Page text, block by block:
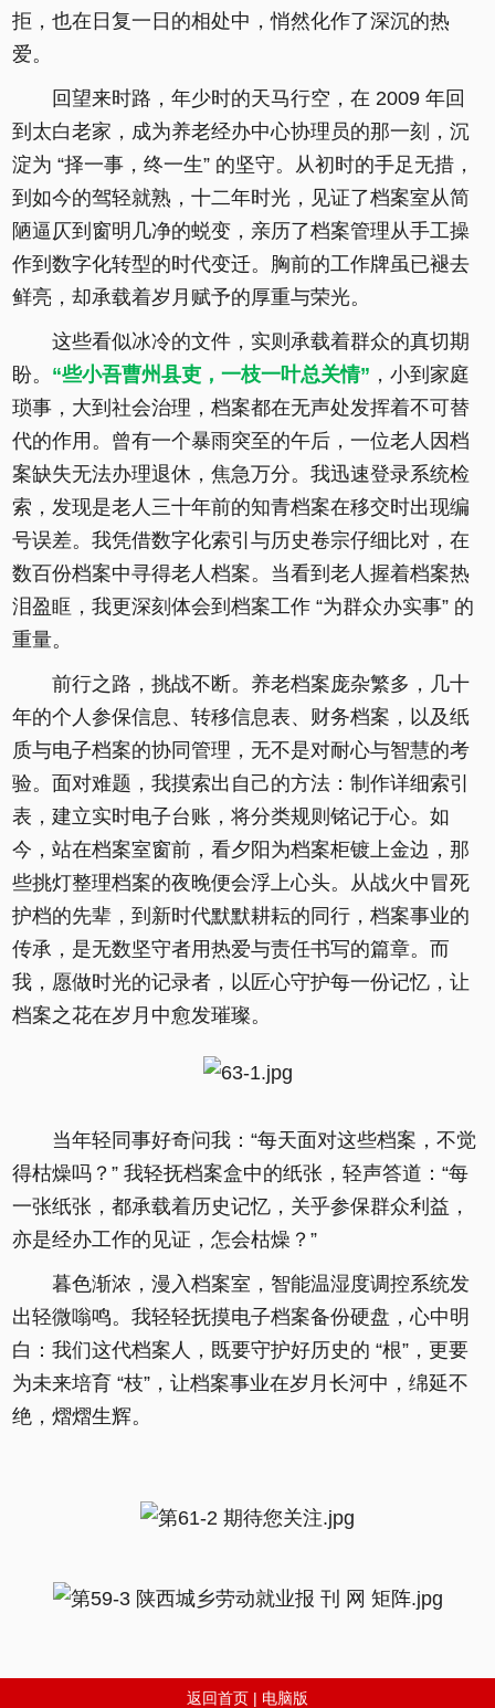
拒，也在日复一日的相处中，悄然化作了深沉的热
爱。
回望来时路，年少时的天马行空，在 2009 年回
到太白老家，成为养老经办中心协理员的那一刻，沉
淀为 “择一事，终一生” 的坚守。从初时的手足无措，
到如今的驾轻就熟，十二年时光，见证了档案室从简
陋逼仄到窗明几净的蜕变，亲历了档案管理从手工操
作到数字化转型的时代变迁。胸前的工作牌虽已褪去
鲜亮，却承载着岁月赋予的厚重与荣光。
这些看似冰冷的文件，实则承载着群众的真切期
盼。 “些小吾曹州县吏，一枝一叶总关情” ，小到家庭
琐事，大到社会治理，档案都在无声处发挥着不可替
代的作用。曾有一个暴雨突至的午后，一位老人因档
案缺失无法办理退休，焦急万分。我迅速登录系统检
索，发现是老人三十年前的知青档案在移交时出现编
号误差。我凭借数字化索引与历史卷宗仔细比对，在
数百份档案中寻得老人档案。当看到老人握着档案热
泪盈眶，我更深刻体会到档案工作 “为群众办实事” 的
重量。
前行之路，挑战不断。养老档案庞杂繁多，几十
年的个人参保信息、转移信息表、财务档案，以及纸
质与电子档案的协同管理，无不是对耐心与智慧的考
验。面对难题，我摸索出自己的方法：制作详细索引
表，建立实时电子台账，将分类规则铭记于心。如
今，站在档案室窗前，看夕阳为档案柜镀上金边，那
些挑灯整理档案的夜晚便会浮上心头。从战火中冒死
护档的先辈，到新时代默默耕耘的同行，档案事业的
传承，是无数坚守者用热爱与责任书写的篇章。而
我，愿做时光的记录者，以匠心守护每一份记忆，让
档案之花在岁月中愈发璀璨。
当年轻同事好奇问我：“每天面对这些档案，不觉
得枯燥吗？” 我轻抚档案盒中的纸张，轻声答道：“每
一张纸张，都承载着历史记忆，关乎参保群众利益，
亦是经办工作的见证，怎会枯燥？”
暮色渐浓，漫入档案室，智能温湿度调控系统发
出轻微嗡鸣。我轻轻抚摸电子档案备份硬盘，心中明
白：我们这代档案人，既要守护好历史的 “根”，更要
为未来培育 “枝”，让档案事业在岁月长河中，绵延不
绝，熠熠生辉。
返回首页 | 电脑版